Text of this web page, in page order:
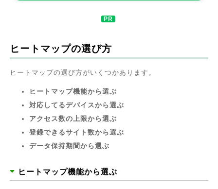
ヒートマップの選び方
ヒートマップの選び方がいくつかあります。
ヒートマップ機能から選ぶ
対応してるデバイスから選ぶ
アクセス数の上限から選ぶ
登録できるサイト数から選ぶ
データ保持期間から選ぶ
ヒートマップ機能から選ぶ